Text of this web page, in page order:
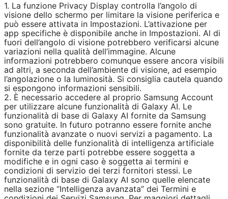
1. La funzione Privacy Display controlla l’angolo di
visione dello schermo per limitare la visione periferica e
può essere attivata in Impostazioni. L’attivazione per
app specifiche è disponibile anche in Impostazioni. Al di
fuori dell’angolo di visione potrebbero verificarsi alcune
variazioni nella qualità dell’immagine. Alcune
informazioni potrebbero comunque essere ancora visibili
ad altri, a seconda dell’ambiente di visione, ad esempio
l’angolazione o la luminosità. Si consiglia cautela quando
si espongono informazioni sensibili.
2. È necessario accedere al proprio Samsung Account
per utilizzare alcune funzionalità di Galaxy AI. Le
funzionalità di base di Galaxy AI fornite da Samsung
sono gratuite. In futuro potranno essere fornite anche
funzionalità avanzate o nuovi servizi a pagamento. La
disponibilità delle funzionalità di intelligenza artificiale
fornite da terze parti potrebbe essere soggetta a
modifiche e in ogni caso è soggetta ai termini e
condizioni di servizio dei terzi fornitori stessi. Le
funzionalità di base di Galaxy AI sono quelle elencate
nella sezione “Intelligenza avanzata” dei Termini e